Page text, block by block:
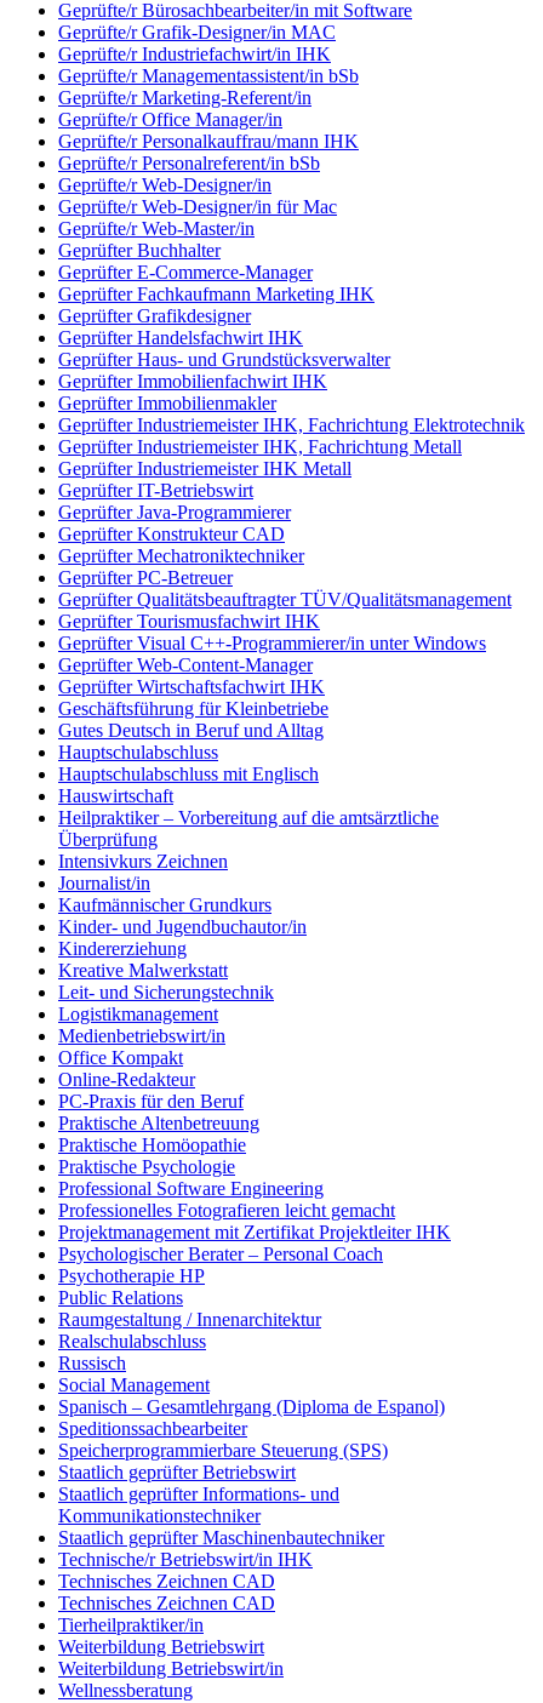
Geprüfte/r Bürosachbearbeiter/in mit Software
Geprüfte/r Grafik-Designer/in MAC
Geprüfte/r Industriefachwirt/in IHK
Geprüfte/r Managementassistent/in bSb
Geprüfte/r Marketing-Referent/in
Geprüfte/r Office Manager/in
Geprüfte/r Personalkauffrau/mann IHK
Geprüfte/r Personalreferent/in bSb
Geprüfte/r Web-Designer/in
Geprüfte/r Web-Designer/in für Mac
Geprüfte/r Web-Master/in
Geprüfter Buchhalter
Geprüfter E-Commerce-Manager
Geprüfter Fachkaufmann Marketing IHK
Geprüfter Grafikdesigner
Geprüfter Handelsfachwirt IHK
Geprüfter Haus- und Grundstücksverwalter
Geprüfter Immobilienfachwirt IHK
Geprüfter Immobilienmakler
Geprüfter Industriemeister IHK, Fachrichtung Elektrotechnik
Geprüfter Industriemeister IHK, Fachrichtung Metall
Geprüfter Industriemeister IHK Metall
Geprüfter IT-Betriebswirt
Geprüfter Java-Programmierer
Geprüfter Konstrukteur CAD
Geprüfter Mechatroniktechniker
Geprüfter PC-Betreuer
Geprüfter Qualitätsbeauftragter TÜV/Qualitätsmanagement
Geprüfter Tourismusfachwirt IHK
Geprüfter Visual C++-Programmierer/in unter Windows
Geprüfter Web-Content-Manager
Geprüfter Wirtschaftsfachwirt IHK
Geschäftsführung für Kleinbetriebe
Gutes Deutsch in Beruf und Alltag
Hauptschulabschluss
Hauptschulabschluss mit Englisch
Hauswirtschaft
Heilpraktiker – Vorbereitung auf die amtsärztliche
Überprüfung
Intensivkurs Zeichnen
Journalist/in
Kaufmännischer Grundkurs
Kinder- und Jugendbuchautor/in
Kindererziehung
Kreative Malwerkstatt
Leit- und Sicherungstechnik
Logistikmanagement
Medienbetriebswirt/in
Office Kompakt
Online-Redakteur
PC-Praxis für den Beruf
Praktische Altenbetreuung
Praktische Homöopathie
Praktische Psychologie
Professional Software Engineering
Professionelles Fotografieren leicht gemacht
Projektmanagement mit Zertifikat Projektleiter IHK
Psychologischer Berater – Personal Coach
Psychotherapie HP
Public Relations
Raumgestaltung / Innenarchitektur
Realschulabschluss
Russisch
Social Management
Spanisch – Gesamtlehrgang (Diploma de Espanol)
Speditionssachbearbeiter
Speicherprogrammierbare Steuerung (SPS)
Staatlich geprüfter Betriebswirt
Staatlich geprüfter Informations- und
Kommunikationstechniker
Staatlich geprüfter Maschinenbautechniker
Technische/r Betriebswirt/in IHK
Technisches Zeichnen CAD
Technisches Zeichnen CAD
Tierheilpraktiker/in
Weiterbildung Betriebswirt
Weiterbildung Betriebswirt/in
Wellnessberatung